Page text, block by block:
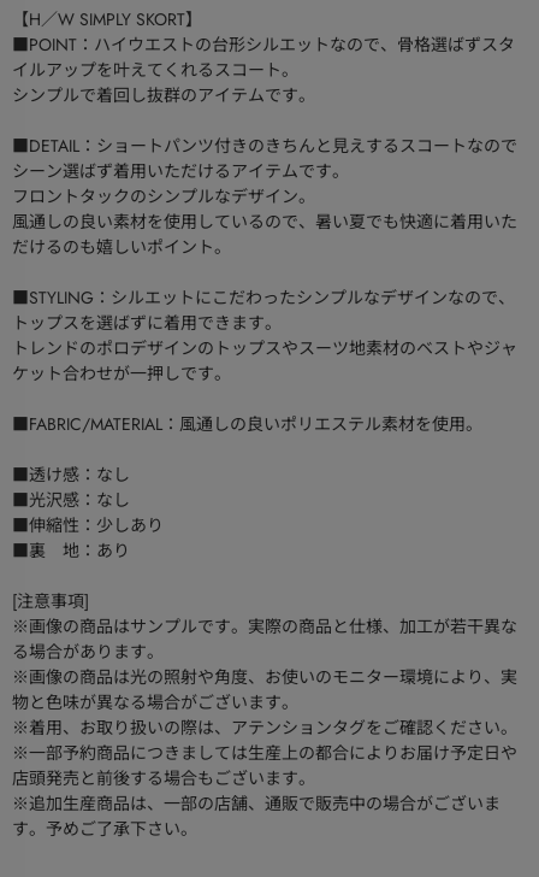
【H／W SIMPLY SKORT】
■POINT：ハイウエストの台形シルエットなので、骨格選ばずスタ
イルアップを叶えてくれるスコート。
シンプルで着回し抜群のアイテムです。
■DETAIL：ショートパンツ付きのきちんと見えするスコートなので
シーン選ばず着用いただけるアイテムです。
フロントタックのシンプルなデザイン。
風通しの良い素材を使用しているので、暑い夏でも快適に着用いた
だけるのも嬉しいポイント。
■STYLING：シルエットにこだわったシンプルなデザインなので、
トップスを選ばずに着用できます。
トレンドのポロデザインのトップスやスーツ地素材のベストやジャ
ケット合わせが一押しです。
■FABRIC/MATERIAL：風通しの良いポリエステル素材を使用。
■透け感：なし
■光沢感：なし
■伸縮性：少しあり
■裏 地：あり
[注意事項]
※画像の商品はサンプルです。実際の商品と仕様、加工が若干異な
る場合があります。
※画像の商品は光の照射や角度、お使いのモニター環境により、実
物と色味が異なる場合がございます。
※着用、お取り扱いの際は、アテンションタグをご確認ください。
※一部予約商品につきましては生産上の都合によりお届け予定日や
店頭発売と前後する場合もございます。
※追加生産商品は、一部の店舗、通販で販売中の場合がございま
す。予めご了承下さい。